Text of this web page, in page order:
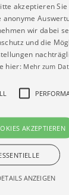
akzeptieren Sie
anonyme
wir dabei
und die
hier: Mehr zum
AKZEPTIEREN
ANZEIGEN